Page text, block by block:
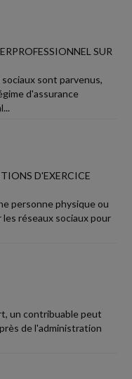
SUR
sont parvenus,
d'assurance
D'EXERCICE
personne physique ou
réseaux sociaux pour
un contribuable peut
de l'administration